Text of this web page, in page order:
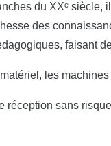
du XXᵉ
des
faisant
les
réception sans risque